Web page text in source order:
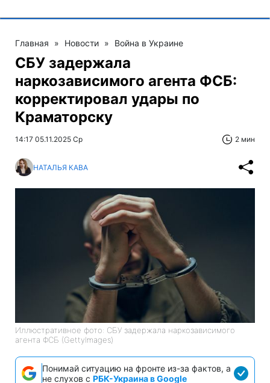
Главная » Новости » Война в Украине
СБУ задержала
наркозависимого агента ФСБ:
корректировал удары по
Краматорску
14:17 05.11.2025 Ср 2 мин
НАТАЛЬЯ КАВА
Иллюстративное фото: СБУ задержала наркозависимого
агента ФСБ (GettyImages)
Понимай ситуацию на фронте из-за фактов, а
не слухов с РБК-Украина в Google